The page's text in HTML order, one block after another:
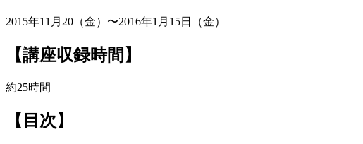
2015年11月20（金）〜2016年1月15日（金）
【講座収録時間】
約25時間
【目次】